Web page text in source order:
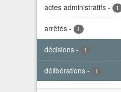
actes administratifs - 1
arrêtés - 1
décisions - 1
délibérations - 1